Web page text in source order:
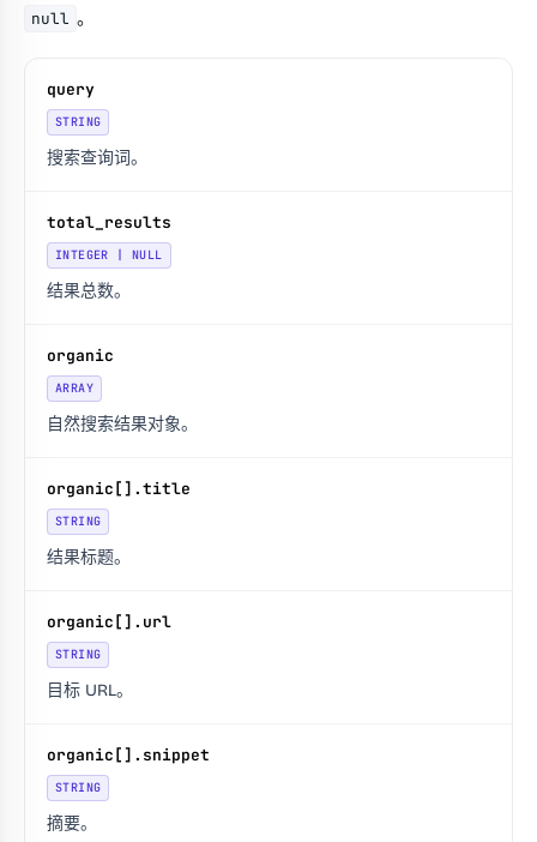
null 。
query
STRING
搜索查询词。
total_results
INTEGER | NULL
结果总数。
organic
ARRAY
自然搜索结果对象。
organic[].title
STRING
结果标题。
organic[].url
STRING
目标 URL。
organic[].snippet
STRING
摘要。